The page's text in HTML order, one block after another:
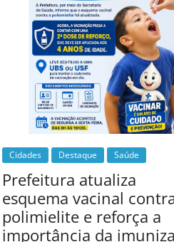
Cidades Destaque Saúde
Prefeitura atualiza
esquema vacinal
polimielite e reforça a
importância da